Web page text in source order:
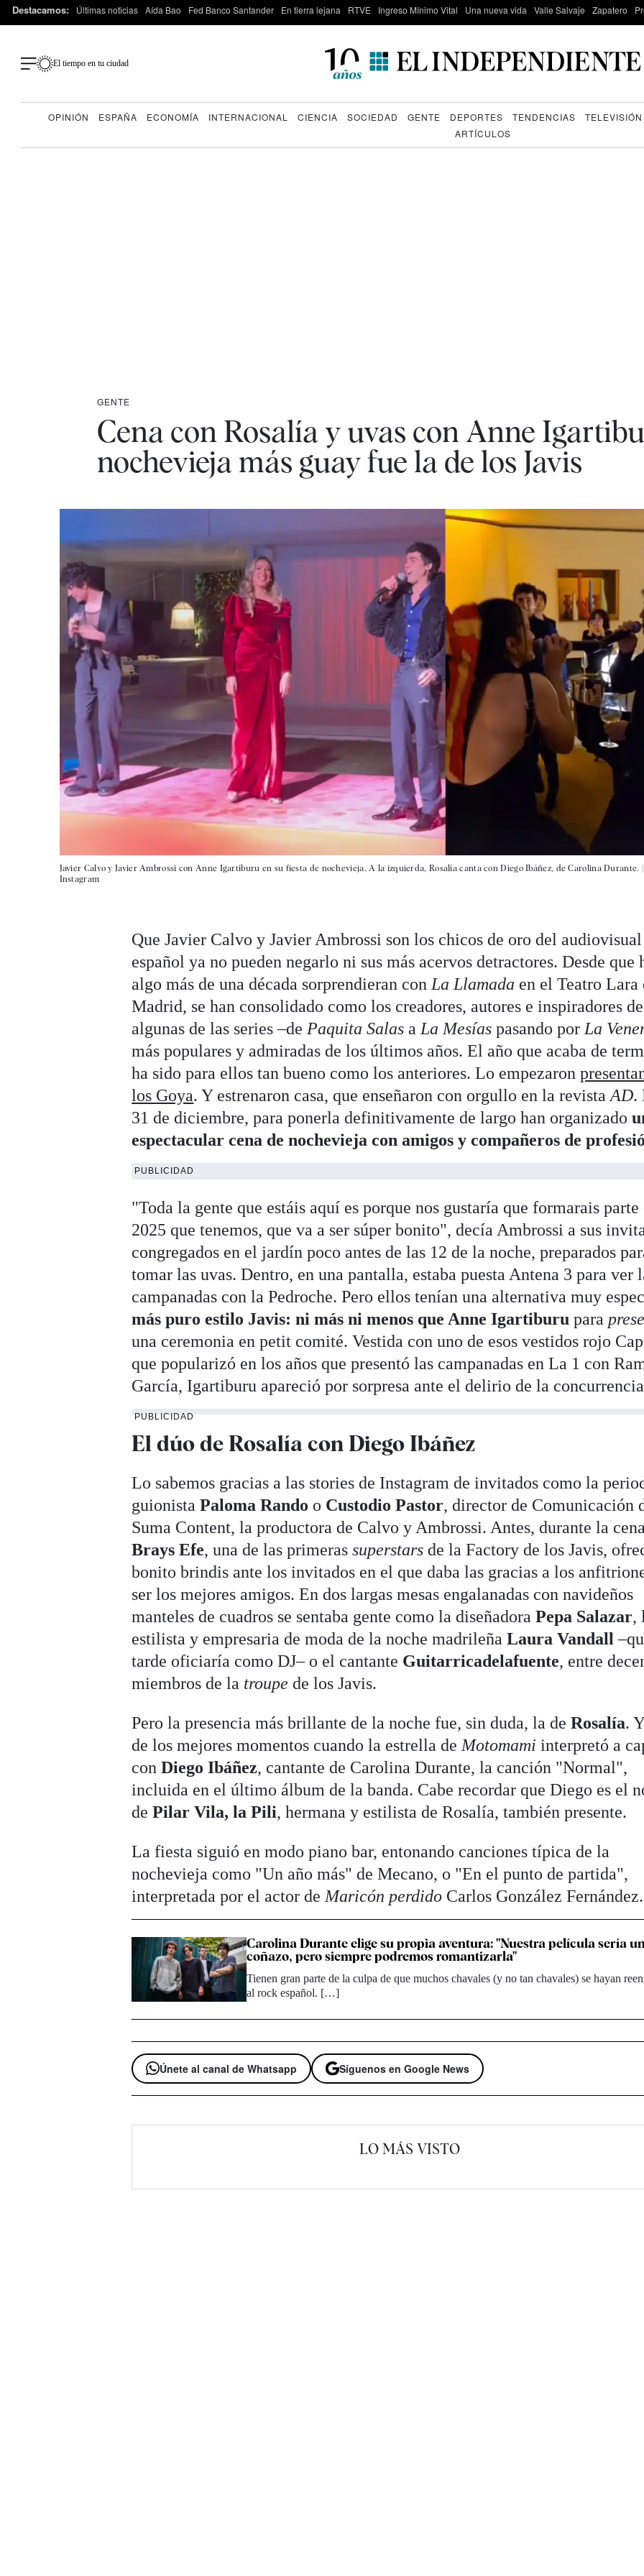
Destacamos: Últimas noticias Aída Bao Fed Banco Santander En tierra lejana RTVE Ingreso Mínimo Vital Una nueva vida Valle Salvaje Zapatero
El tiempo en tu ciudad
OPINIÓN ESPAÑA ECONOMÍA INTERNACIONAL CIENCIA SOCIEDAD GENTE DEPORTES TENDENCIAS
TELEVISIÓN
ARTÍCULOS
GENTE
Cena con Rosalía y uvas con Anne
nochevieja más guay fue la de los Javis
Javier Calvo y Javier Ambrossi con Anne Igartiburu en su fiesta de nochevieja. A la izquierda, Rosalía canta con Diego Ibáñez, de Carolina Durante. |
Instagram
Que Javier Calvo y Javier Ambrossi son los chicos de oro del audiovisual
español ya no pueden negarlo ni sus más acervos detractores. Desde que
algo más de una década sorprendieran con La Llamada en el Teatro Lara
Madrid, se han consolidado como los creadores, autores e inspiradores de
algunas de las series –de Paquita Salas a La Mesías pasando por La
más populares y admiradas de los últimos años. El año que acaba de
ha sido para ellos tan bueno como los anteriores. Lo empezaron
los Goya. Y estrenaron casa, que enseñaron con orgullo en la revistaAD.
31 de diciembre, para ponerla definitivamente de largo han organizado
espectacular cena de nochevieja con amigos y compañeros de
PUBLICIDAD
"Toda la gente que estáis aquí es porque nos gustaría que formarais parte
2025 que tenemos, que va a ser súper bonito", decía Ambrossi a sus
congregados en el jardín poco antes de las 12 de la noche, preparados
tomar las uvas. Dentro, en una pantalla, estaba puesta Antena 3 para ver
campanadas con la Pedroche. Pero ellos tenían una alternativa muy
más puro estilo Javis: ni más ni menos que Anne Igartiburu para
una ceremonia en petit comité. Vestida con uno de esos vestidos rojo
que popularizó en los años que presentó las campanadas en La 1 con
García, Igartiburu apareció por sorpresa ante el delirio de la
PUBLICIDAD
El dúo de Rosalía con Diego Ibáñez
Lo sabemos gracias a las stories de Instagram de invitados como la
guionistaPaloma Rando o Custodio Pastor, director de Comunicación
Suma Content, la productora de Calvo y Ambrossi. Antes, durante la
Brays Efe, una de las primerassuperstars de la Factory de los Javis,
bonito brindis ante los invitados en el que daba las gracias a los
ser los mejores amigos. En dos largas mesas engalanadas con navideños
manteles de cuadros se sentaba gente como la diseñadoraPepa Salazar,
estilista y empresaria de moda de la noche madrileñaLaura Vandall
tarde oficiaría como DJ– o el cantante Guitarricadelafuente, entre
miembros de la troupe de los Javis.
Pero la presencia más brillante de la noche fue, sin duda, la deRosalía.
de los mejores momentos cuando la estrella de Motomami interpretó a
conDiego Ibáñez, cantante de Carolina Durante, la canción "Normal",
incluida en el último álbum de la banda. Cabe recordar que Diego es el
dePilar Vila, la Pili, hermana y estilista de Rosalía, también presente.
La fiesta siguió en modo piano bar, entonando canciones típica de la
nochevieja como "Un año más" de Mecano, o "En el punto de partida",
interpretada por el actor de Maricón perdido Carlos González Fernández.
Carolina Durante elige su propia aventura: "Nuestra película sería
coñazo, pero siempre podremos romantizarla"
Tienen gran parte de la culpa de que muchos chavales (y no tan chavales) se hayan
al rock español. […]
Únete al canal de Whatsapp Síguenos en Google News
LO MÁS VISTO